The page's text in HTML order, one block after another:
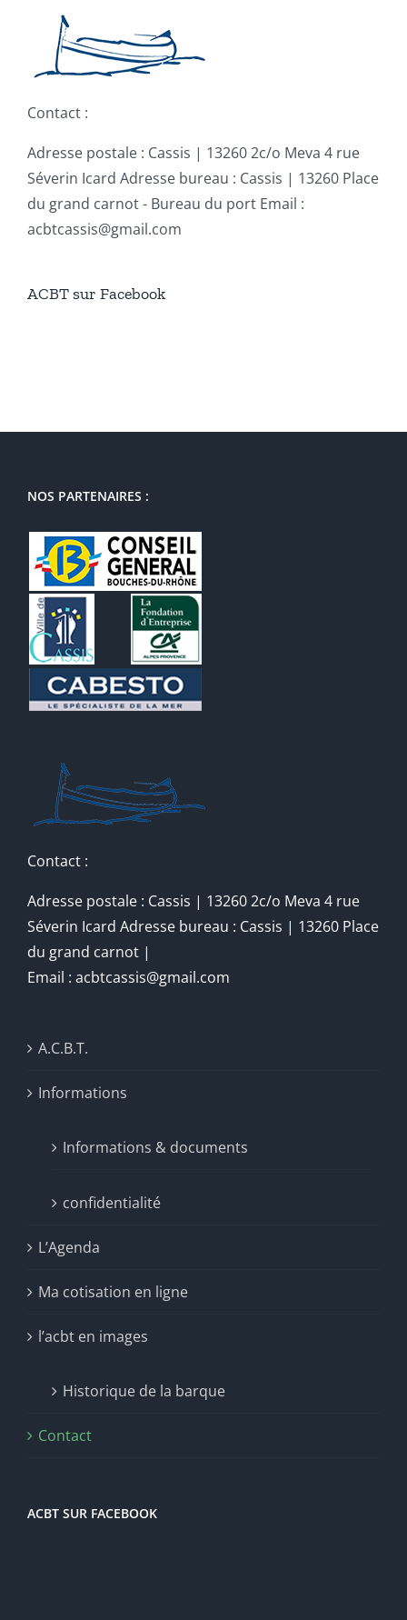
Contact :
Adresse postale : Cassis | 13260 2c/o Meva 4 rue
Séverin Icard Adresse bureau : Cassis | 13260 Place
du grand carnot - Bureau du port Email :
acbtcassis@gmail.com
ACBT sur Facebook
NOS PARTENAIRES :
Contact :
Adresse postale : Cassis | 13260 2c/o Meva 4 rue
Séverin Icard Adresse bureau : Cassis | 13260 Place
du grand carnot |
Email : acbtcassis@gmail.com
A.C.B.T.
Informations
Informations & documents
confidentialité
L’Agenda
Ma cotisation en ligne
l’acbt en images
Historique de la barque
Contact
ACBT SUR FACEBOOK